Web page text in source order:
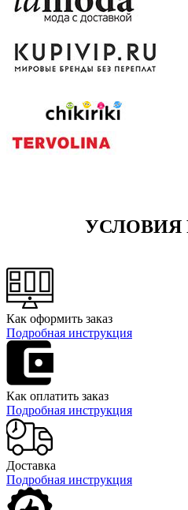
УСЛОВИЯ
Как оформить заказ
Подробная инструкция
Как оплатить заказ
Подробная инструкция
Доставка
Подробная инструкция